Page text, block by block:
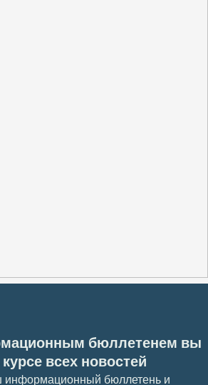
бюллетенем вы
всех новостей
информационный бюллетень и